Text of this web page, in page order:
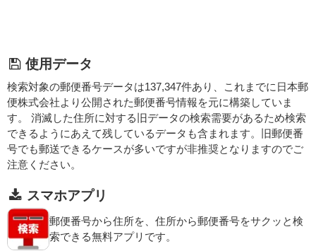
使用データ
検索対象の郵便番号データは137,347件あり、これまでに日本郵
便株式会社より公開された郵便番号情報を元に構築していま
す。 消滅した住所に対する旧データの検索需要があるため検索
できるようにあえて残しているデータも含まれます。旧郵便番
号でも郵送できるケースが多いですが非推奨となりますのでご
注意ください。
スマホアプリ
郵便番号から住所を、住所から郵便番号をサクッと検
索できる無料アプリです。